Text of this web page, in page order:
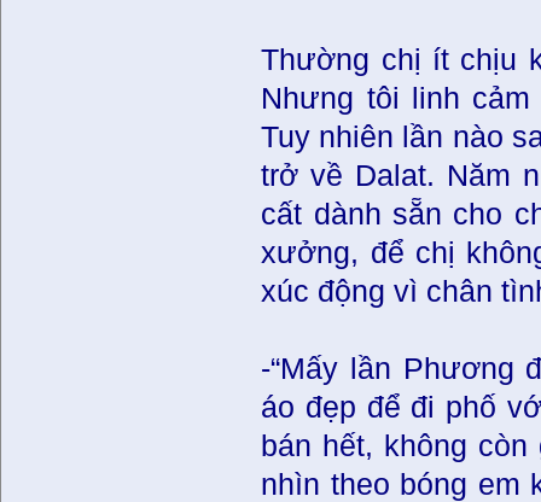
Thường chị ít chịu
Nhưng tôi linh
Tuy nhiên lần nào
trở về Dalat. Năm
cất dành sẵn cho
xưởng, để chị
xúc động vì chân
-“Mấy lần Phương
áo đẹp để đi phố
bán hết, không
nhìn theo bóng em